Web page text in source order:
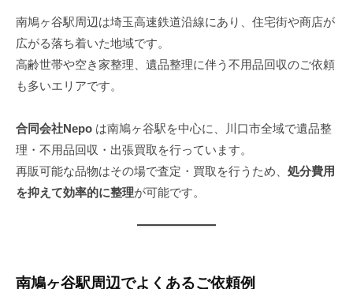
0
5
年
8
2
9
日
e
p
o
南鳩ヶ谷駅周辺は埼玉高速鉄道沿線にあり、住宅街や商店が
広がる落ち着いた地域です。
高齢世帯や空き家整理、遺品整理に伴う不用品回収のご依頼
も多いエリアです。
合同会社Nepo は南鳩ヶ谷駅を中心に、川口市全域で遺品整
理・不用品回収・出張買取を行っています。
再販可能な品物はその場で査定・買取を行うため、 処分費用
を抑えて効率的に整理が可能です。
南鳩ヶ谷駅周辺でよくあるご依頼例